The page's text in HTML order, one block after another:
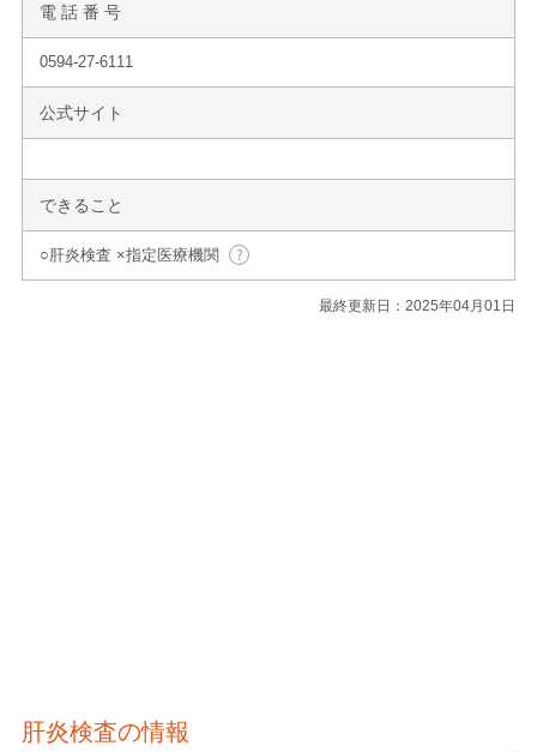
電 話 番 号
0594-27-6111
公式サイト
できること
○肝炎検査 ×指定医療機関
最終更新日：2025年04月01日
肝炎検査の情報